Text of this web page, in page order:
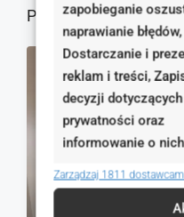
zapobieganie
naprawianie błędów,
Dostarczanie i
reklam i treści,
decyzji dotyczących
prywatności oraz
informowanie o
Zarządzaj 1811
Podobne oferty